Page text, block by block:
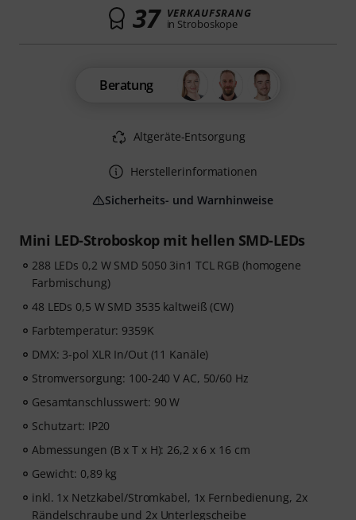
Mini LED-Stroboskop mit hellen SMD-LEDs
288 LEDs 0,2 W SMD 5050 3in1 TCL RGB (homogene
Farbmischung)
48 LEDs 0,5 W SMD 3535 kaltweiß (CW)
Farbtemperatur: 9359K
DMX: 3-pol XLR In/Out (11 Kanäle)
Stromversorgung: 100-240 V AC, 50/60 Hz
Gesamtanschlusswert: 90 W
Schutzart: IP20
Abmessungen (B x T x H): 26,2 x 6 x 16 cm
Gewicht: 0,89 kg
inkl. 1x Netzkabel/Stromkabel, 1x Fernbedienung, 2x
Rändelschraube und 2x Unterlegscheibe
37 VERKAUFSRANG
in Stroboskope
Beratung
Altgeräte-Entsorgung
Herstellerinformationen
Sicherheits- und Warnhinweise